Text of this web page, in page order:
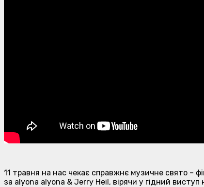
11 травня на нас чекає справжнє музичне свято –
за alyona alyona & Jerry Heil, вірячи у гідний виступ